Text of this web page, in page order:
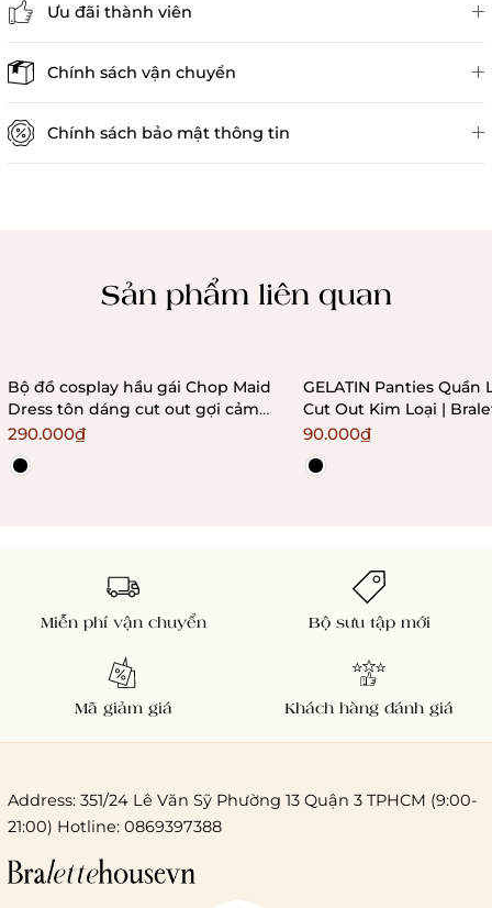
Ưu đãi thành viên
Chính sách vận chuyển
Chi phí giao hàng
Chính sách bảo mật thông tin
Sản phẩm liên quan
Bộ đồ cosplay hầu gái Chop Maid
Dress tôn dáng cut out gợi cảm
Bralettehousevn
290.000₫
GELATIN Panties Quần
Cut Out Kim Loại |
90.000₫
Miễn phí vận chuyển Bộ sưu tập mới
Mã giảm giá Khách hàng đánh giá
Address: 351/24 Lê Văn Sỹ Phường 13 Quận 3 TPHCM (9:00-
21:00) Hotline: 0869397388